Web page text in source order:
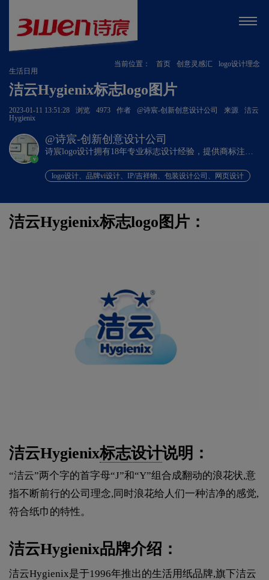
当前位置： 首页 创意灵感汇
logo设计理念
生活日用
洁云Hygienix标志logo图片
2023-01-11 13:51:28 浏览 4973 作者 @诗宸-创新创意设计公司 来源
洁云
Hygienix
v
@诗宸-创新创意设计公司
诗宸logo设计拥有18年专业标志设计经验，提供商标注册
logo设计、品牌vi设计、IP/吉祥物、包装设计公司、网页设计
洁云Hygienix标志logo图片：
洁云Hygienix标志设计说明：
“洁云”两个字的首字母“J”和“Y”组合成翻动的浪花状,意
指不断前行的公司理念,同时浪花给人们一种洁净的感觉,
符合纸巾的特性。
洁云Hygienix品牌介绍：
洁云Hygienix是于1996年推出的生活用纸品牌,旗下洁云